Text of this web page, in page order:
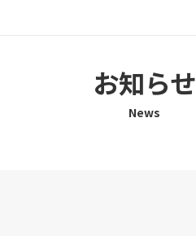
お知らせ
News